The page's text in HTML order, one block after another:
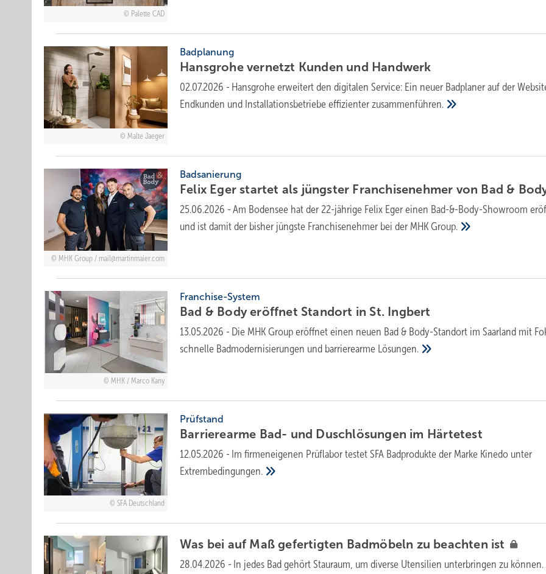
Palette CAD
Malte Jaeger
Badplanung
Hansgrohe ver­netzt Kun­den und Hand­werk
02.07.2026 - Hansgrohe erweitert den digitalen Service: Ein neuer Badplaner auf der
Endkunden und Installationsbetriebe effizienterzusammenführen.
MHK Group / mail@martinmaier.com
Badsanierung
Felix Eger startet als jüngster Fran­chise­neh­mer von Bad &
25.06.2026 - Am Bodensee hat der 22-jäh­rige Felix Eger einen Bad-&-Body-Show­room
und ist damit der bis­her jüngste Franchisenehmer bei der MHKGroup.
MHK / Marco Kany
Franchise-System
Bad & Body er­öff­net Stand­ort in St. Ingbert
13.05.2026 - Die MHK Group eröffnet einen neuen Bad & Body-Standort im Saarland mit
schnelle Badmodernisierungen und barrierearme Lösungen.
SFA Deutschland
Prüfstand
Barrierearme Bad- und Dusch­lö­sun­gen im Härtetest
12.05.2026 - Im firmeneigenen Prüflabor testet SFA Bad­pro­dukte der Marke Kinedo unter
Extrem­be­din­gungen.
Was bei auf Maß gefertigten Badmöbeln zu beachten ist
28.04.2026 - In jedes Bad gehört Stauraum, um diverse Utensilien unterbringen zu können.